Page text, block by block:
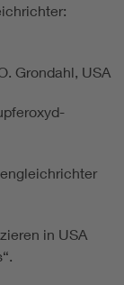
Grondahl, USA
in USA